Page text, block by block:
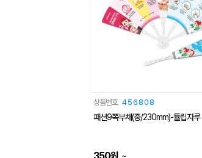
상품번호 456808
패션9쪽부채(중/230mm)-튤립자루
~